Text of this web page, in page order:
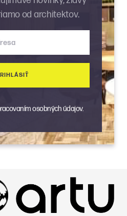
od architektov.
osobných údajov.